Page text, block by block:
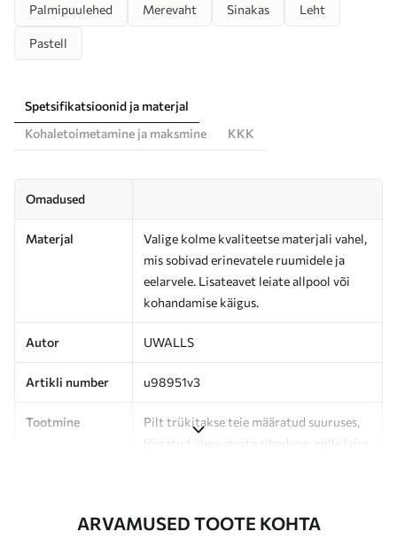
Palmipuulehed Merevaht Sinakas Leht
Pastell
Spetsifikatsioonid ja materjal
Kohaletoimetamine ja maksmine
KKK
Omadused
Materjal
Valige kolme kvaliteetse materjali vahel,
mis sobivad erinevatele ruumidele ja
eelarvele. Lisateavet leiate allpool või
kohandamise käigus.
Autor UWALLS
Artikli number u98951v3
Tootmine
Pilt trükitakse teie määratud suuruses,
lõigatud ühesuguste ribadena, mille laius
ARVAMUSED TOOTE KOHTA